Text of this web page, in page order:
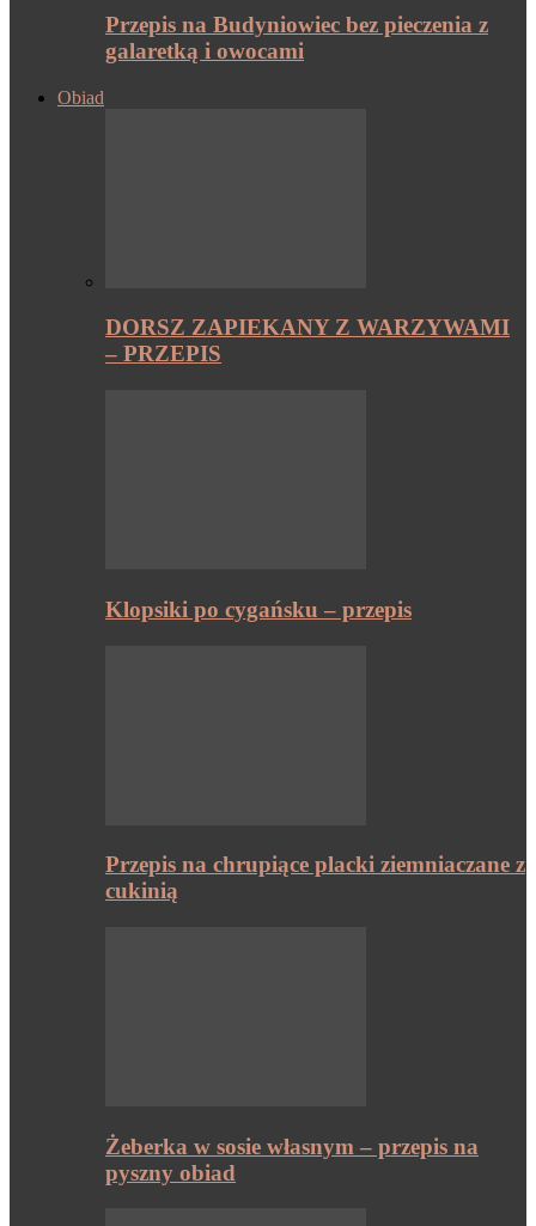
Przepis na Budyniowiec bez pieczenia z
galaretką i owocami
Obiad
DORSZ ZAPIEKANY Z WARZYWAMI
– PRZEPIS
Klopsiki po cygańsku – przepis
Przepis na chrupiące placki ziemniaczane z
cukinią
Żeberka w sosie własnym – przepis na
pyszny obiad